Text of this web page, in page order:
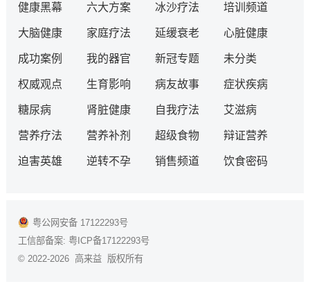
健康黑幕 六大方案 冰沙疗法 培训频道
大脑健康 家庭疗法 延缓衰老 心脏健康
成功案例 我的器官 新冠专题 未分类
权威观点 生育影响 病友故事 症状疾病
糖尿病 肾脏健康 自我疗法 艾滋病
营养疗法 营养补剂 超级食物 辩证营养
迫害英雄 逆转不孕 销售频道 饮食密码
粤公网安备 17122293号
工信部备案: 粤ICP备17122293号
© 2022-2026 高来益 版权所有